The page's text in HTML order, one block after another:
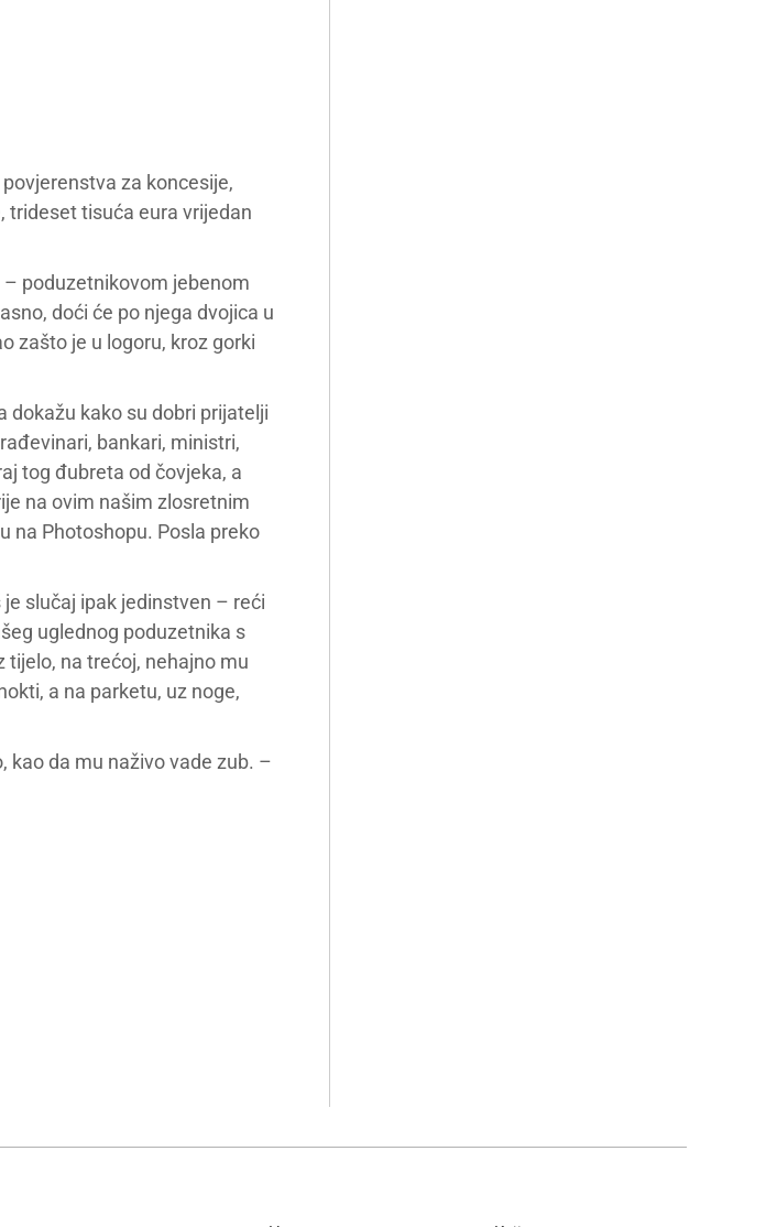
za koncesije,
trideset tisuća eura vrijedan
poduzetnikovom jebenom
doći će po njega dvojica u
zašto je u logoru, kroz gorki
dokažu kako su dobri prijatelji
bankari, ministri,
tog đubreta od čovjeka, a
na ovim našim zlosretnim
na Photoshopu. Posla preko
slučaj ipak jedinstven – reći
uglednog poduzetnika s
na trećoj, nehajno mu
a na parketu, uz noge,
kao da mu naživo vade zub. –